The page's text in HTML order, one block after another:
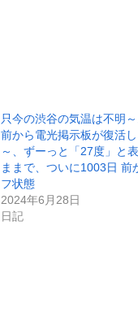
只今の渋谷の気温は不明
前から電光掲示板が復活
～、ずーっと「27度」と
ままで、ついに1003日 前
フ状態
2024年6月28日
日記